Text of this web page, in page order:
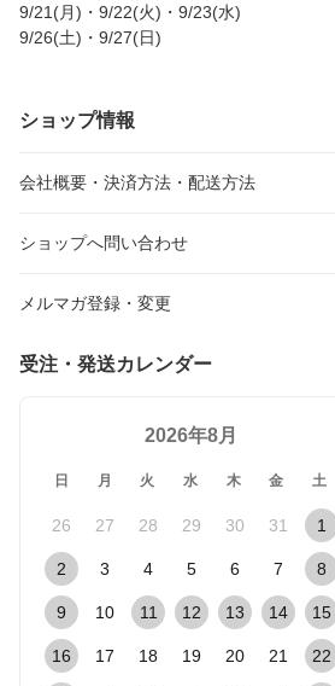
9/21(月)・9/22(火)・9/23(水)
9/26(土)・9/27(日)
ショップ情報
会社概要・決済方法・配送方法
ショップへ問い合わせ
メルマガ登録・変更
受注・発送カレンダー
2026年8月
日 月 火 水 木 金 土
26 27 28 29 30 31 1
2 3 4 5 6 7 8
9 10 11 12 13 14 15
16 17 18 19 20 21 22